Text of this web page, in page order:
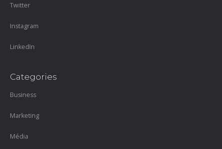
Twitter
Instagram
LinkedIn
Categories
Business
Marketing
Média